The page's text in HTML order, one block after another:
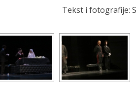
Tekst i fotografije: